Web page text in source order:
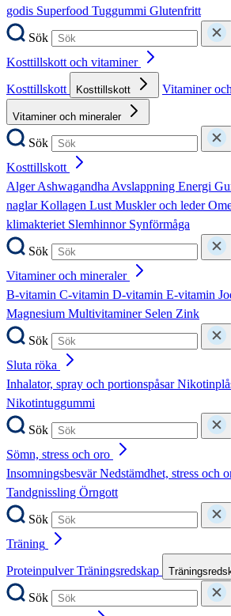
godis Superfood Tuggummi Glutenfritt
Sök
Kosttillskott och vitaminer
Kosttillskott
Kosttillskott Vitaminer
Vitaminer och mineraler
Sök
Kosttillskott
AlgerAshwagandhaAvslappning Energi
naglarKollagen LustMuskler och leder
klimakteriet Slemhinnor Synförmåga
Sök
Vitaminer och mineraler
B-vitamin C-vitamin D-vitamin E-vitamin
Magnesium Multivitaminer Selen Zink
Sök
Sluta röka
Inhalator, spray och portionspåsar
Nikotintuggummi
Sök
Sömn, stress och oro
InsomningsbesvärNedstämdhet, stress och
Tandgnissling Örngott
Sök
Träning
ProteinpulverTräningsredskap
Sök